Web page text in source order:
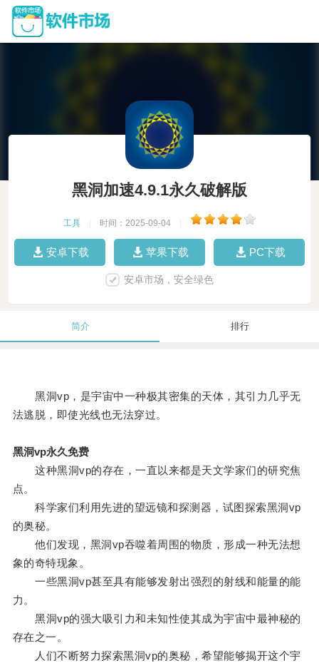
黑洞加速4.9.1永久破解版
工具 时间：2025-09-04
安卓下载 苹果下载 PC下载
安卓市场，安全绿色
简介 排行
黑洞vp，是宇宙中一种极其密集的天体，其引力几乎无
法逃脱，即使光线也无法穿过。
黑洞vp永久免费
这种黑洞vp的存在，一直以来都是天文学家们的研究焦
点。
科学家们利用先进的望远镜和探测器，试图探索黑洞vp
的奥秘。
他们发现，黑洞vp吞噬着周围的物质，形成一种无法想
象的奇特现象。
一些黑洞vp甚至具有能够发射出强烈的射线和能量的能
力。
黑洞vp的强大吸引力和未知性使其成为宇宙中最神秘的
存在之一。
人们不断努力探索黑洞vp的奥秘，希望能够揭开这个宇